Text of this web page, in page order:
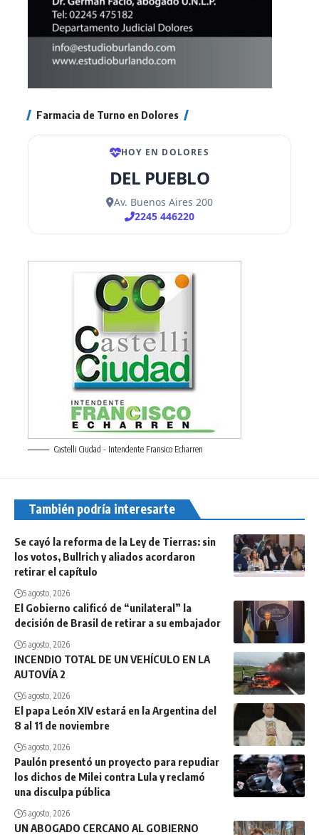
Farmacia de Turno en Dolores
Castelli Ciudad - Intendente Fransico Echarren
También podría interesarte
Se cayó la reforma de la Ley de Tierras: sin
los votos, Bullrich y aliados acordaron
retirar el capítulo
5 agosto, 2026
El Gobierno calificó de “unilateral” la
decisión de Brasil de retirar a su embajador
5 agosto, 2026
INCENDIO TOTAL DE UN VEHÍCULO EN LA
AUTOVÍA 2
5 agosto, 2026
El papa León XIV estará en la Argentina del
8 al 11 de noviembre
5 agosto, 2026
Paulón presentó un proyecto para repudiar
los dichos de Milei contra Lula y reclamó
una disculpa pública
5 agosto, 2026
UN ABOGADO CERCANO AL GOBIERNO